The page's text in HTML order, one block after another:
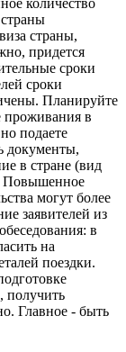
страны,
придется
сроки
сроки
Планируйте
проживания в
подаете
документы,
в стране (вид
Повышенное
могут более
заявителей из
в
на
поездки.
получить
Главное - быть